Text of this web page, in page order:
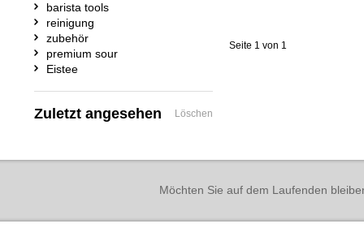
Seite 1 von 1
barista tools
reinigung
zubehör
premium sour
Eistee
Zuletzt angesehen Löschen
Möchten Sie auf dem Laufenden